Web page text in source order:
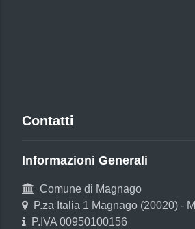
Contatti
Informazioni Generali
Comune di Magnago
P.za Italia 1 Magnago (20020) - MI
P.IVA 00950100156